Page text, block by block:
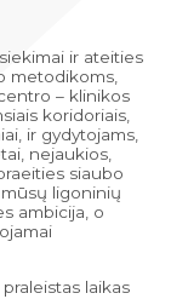
ir ateities
metodikoms,
– klinikos
koridoriais,
ir gydytojams,
nejaukios,
siaubo
ligoninių
ambicija, o
laikas